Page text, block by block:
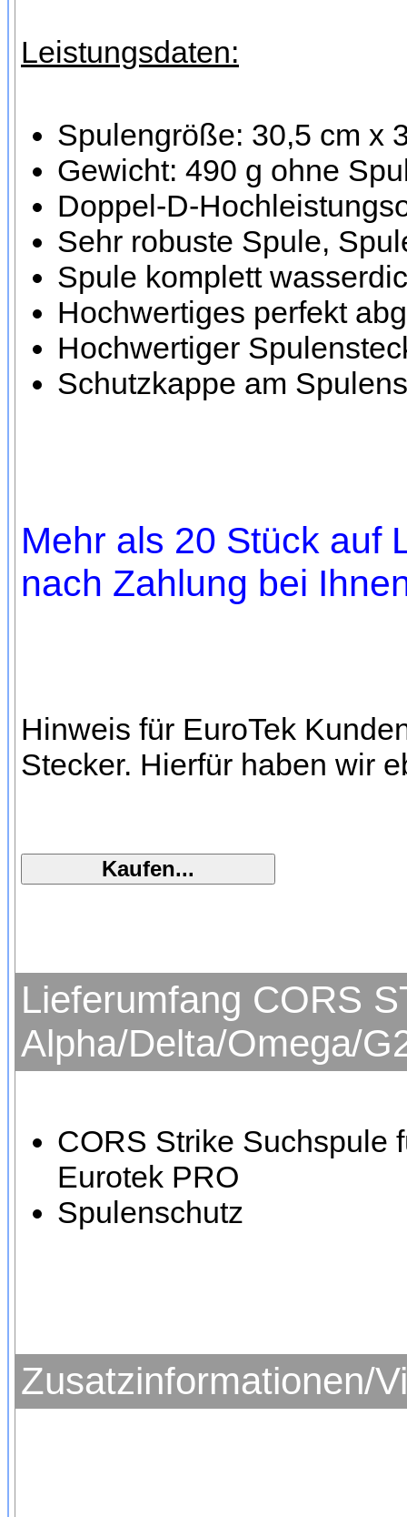
Leistungsdaten:
Spulengröße: 30,5 cm x
Gewicht: 490 g ohne
Doppel-D-
Sehr robuste Spule,
Spule komplett
Hochwertiges perfekt
Hochwertiger
Schutzkappe am
Mehr als 20 Stück auf
nach Zahlung bei
Hinweis für EuroTek
Stecker. Hierfür haben wir
Lieferumfang CORS
Alpha/Delta/Omega/
CORS Strike Suchspule
Eurotek PRO
Spulenschutz
Zusatzinformationen/